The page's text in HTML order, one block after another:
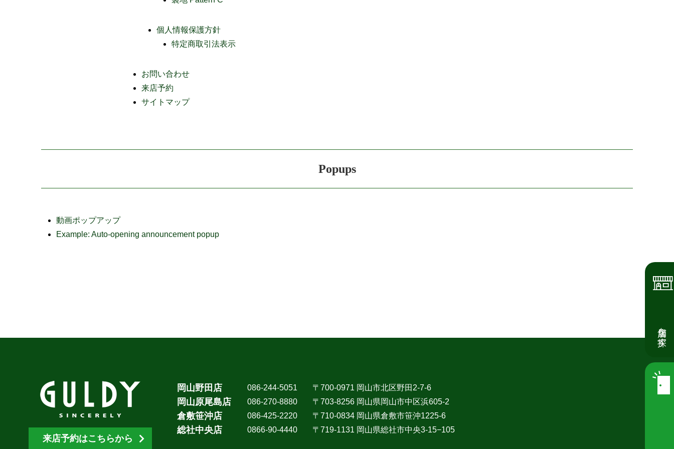
店舗を探す
個人情報保護方針
特定商取引法表示
お問い合わせ
来店予約
サイトマップ
Popups
動画ポップアップ
Example: Auto-opening announcement popup
来店予約はこちらから
岡山野田店 086-244-5051 〒700-0971 岡山市北区野田2-7-6
岡山原尾島店 086-270-8880 〒703-8256 岡山県岡山市中区浜605-2
倉敷笹沖店 086-425-2220 〒710-0834 岡山県倉敷市笹沖1225-6
総社中央店 0866-90-4440 〒719-1131 岡山県総社市中央3-15−105